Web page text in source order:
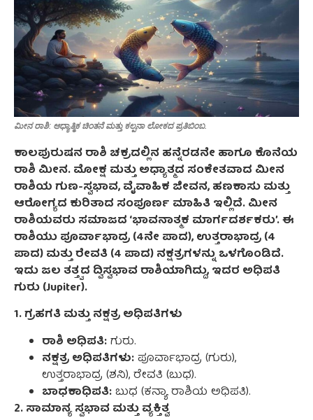
ಮೀನ ರಾಶಿ: ಆಧ್ಯಾತ್ಮಿಕ ಚಿಂತನೆ ಮತ್ತು ಕಲ್ಪನಾ ಲೋಕದ ಪ್ರತಿಬಿಂಬ.
ಕಾಲಪುರುಷನ ರಾಶಿ ಚಕ್ರದಲ್ಲಿನ ಹನ್ನೆರಡನೇ ಹಾಗೂ ಕೊನೆಯ
ರಾಶಿ ಮೀನ. ಮೋಕ್ಷ ಮತ್ತು ಅಧ್ಯಾತ್ಮದ ಸಂಕೇತವಾದ ಮೀನ
ರಾಶಿಯ ಗುಣ-ಸ್ವಭಾವ, ವೈವಾಹಿಕ ಜೀವನ, ಹಣಕಾಸು ಮತ್ತು
ಆರೋಗ್ಯದ ಕುರಿತಾದ ಸಂಪೂರ್ಣ ಮಾಹಿತಿ ಇಲ್ಲಿದೆ. ಮೀನ
ರಾಶಿಯವರು ಸಮಾಜದ ‘ಭಾವನಾತ್ಮಕ ಮಾರ್ಗದರ್ಶಕರು’. ಈ
ರಾಶಿಯು ಪೂರ್ವಾಭಾದ್ರ (4ನೇ ಪಾದ), ಉತ್ತರಾಭಾದ್ರ (4
ಪಾದ) ಮತ್ತು ರೇವತಿ (4 ಪಾದ) ನಕ್ಷತ್ರಗಳನ್ನು ಒಳಗೊಂಡಿದೆ.
ಇದು ಜಲ ತತ್ತ್ವದ ದ್ವಿಸ್ವಭಾವ ರಾಶಿಯಾಗಿದ್ದು, ಇದರ ಅಧಿಪತಿ
ಗುರು (Jupiter).
1. ಗ್ರಹಗತಿ ಮತ್ತು ನಕ್ಷತ್ರ ಅಧಿಪತಿಗಳು
ರಾಶಿ ಅಧಿಪತಿ:ಗುರು.
ನಕ್ಷತ್ರ ಅಧಿಪತಿಗಳು:ಪೂರ್ವಾಭಾದ್ರ (ಗುರು),
ಉತ್ತರಾಭಾದ್ರ (ಶನಿ), ರೇವತಿ (ಬುಧ).
ಬಾಧಕಾಧಿಪತಿ:ಬುಧ (ಕನ್ಯಾ ರಾಶಿಯ ಅಧಿಪತಿ).
2. ಸಾಮಾನ್ಯ ಸ್ವಭಾವ ಮತ್ತು ವ್ಯಕ್ತಿತ್ವ